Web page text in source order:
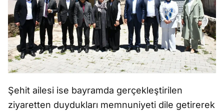
Şehit ailesi ise bayramda gerçekleştirilen
ziyaretten duydukları memnuniyeti dile getirerek